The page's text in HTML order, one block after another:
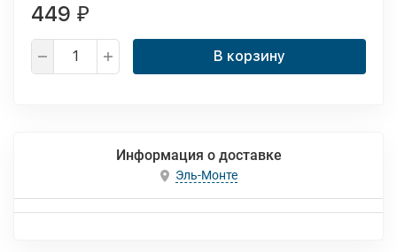
449 ₽
В корзину
Информация о доставке
Эль-Монте